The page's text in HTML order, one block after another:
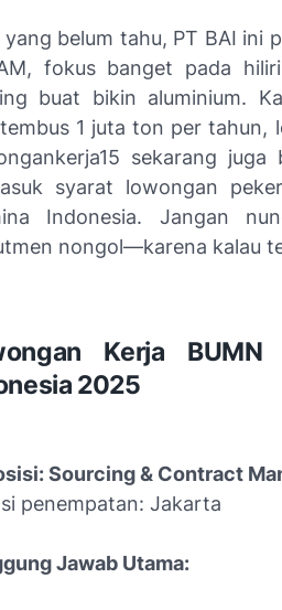
yang belum tahu, PT BAI ini
fokus banget pada
buat bikin aluminium.
1 juta ton per tahun,
sekarang
syarat lowongan
Indonesia. Jangan
nongol—karena kalau
Kerja
2025
Sourcing & Contract
penempatan: Jakarta
Jawab Utama: